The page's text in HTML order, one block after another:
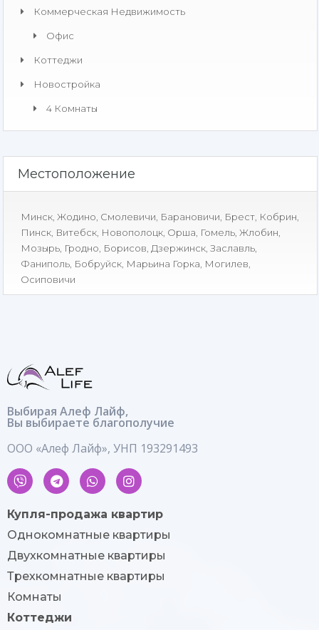
Коммерческая Недвижимость​
Офис
Коттеджи
Новостройка
4 Комнаты
Местоположение
Минск Жодино Смолевичи Барановичи Брест Кобрин
Пинск Витебск Новополоцк Орша Гомель Жлобин
Мозырь Гродно Борисов Дзержинск Заславль
Фаниполь Бобруйск Марьина Горка Могилев
Осиповичи
Выбирая Алеф Лайф,
Вы выбираете благополучие
ООО «Алеф Лайф», УНП 193291493
Купля-продажа квартир
Однокомнатные квартиры
Двухкомнатные квартиры
Трехкомнатные квартиры
Комнаты
Коттеджи